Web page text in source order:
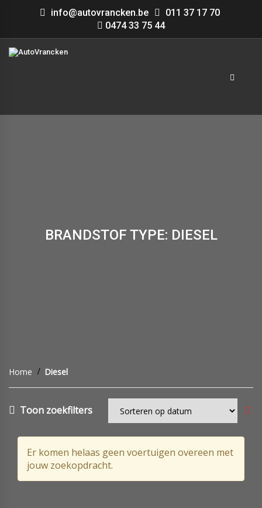
info@autovrancken.be
011 37 17 70
0474 33 75 44
BRANDSTOF TYPE: DIESEL
Home Diesel
Toon zoekfilters
Er komen helaas geen voertuigen overeen met
jouw zoekopdracht.